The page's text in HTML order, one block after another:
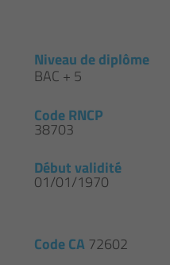
Niveau de diplôme
BAC + 5
Code RNCP
38703
Début validité
01/01/1970
Code CA72602